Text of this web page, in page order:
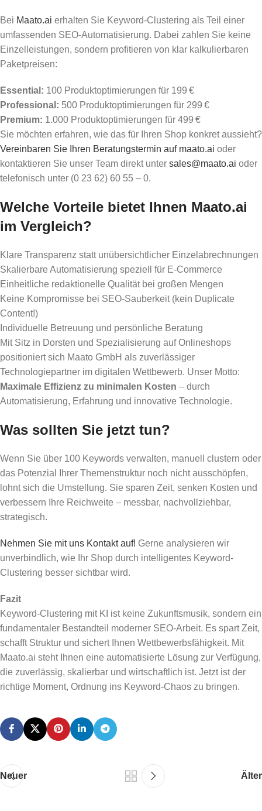
Bei Maato.ai erhalten Sie Keyword-Clustering als Teil einer
umfassenden SEO-Automatisierung. Dabei zahlen Sie keine
Einzelleistungen, sondern profitieren von klar kalkulierbaren
Paketpreisen:
Essential: 100 Produktoptimierungen für 199 €
Professional: 500 Produktoptimierungen für 299 €
Premium: 1.000 Produktoptimierungen für 499 €
Sie möchten erfahren, wie das für Ihren Shop konkret aussieht?
Vereinbaren Sie Ihren Beratungstermin auf maato.ai oder
kontaktieren Sie unser Team direkt unter sales@maato.ai oder
telefonisch unter (0 23 62) 60 55 – 0.
Welche Vorteile bietet Ihnen Maato.ai
im Vergleich?
Klare Transparenz statt unübersichtlicher Einzelabrechnungen
Skalierbare Automatisierung speziell für E-Commerce
Einheitliche redaktionelle Qualität bei großen Mengen
Keine Kompromisse bei SEO-Sauberkeit (kein Duplicate
Content!)
Individuelle Betreuung und persönliche Beratung
Mit Sitz in Dorsten und Spezialisierung auf Onlineshops
positioniert sich Maato GmbH als zuverlässiger
Technologiepartner im digitalen Wettbewerb. Unser Motto:
Maximale Effizienz zu minimalen Kosten – durch
Automatisierung, Erfahrung und innovative Technologie.
Was sollten Sie jetzt tun?
Wenn Sie über 100 Keywords verwalten, manuell clustern oder
das Potenzial Ihrer Themenstruktur noch nicht ausschöpfen,
lohnt sich die Umstellung. Sie sparen Zeit, senken Kosten und
verbessern Ihre Reichweite – messbar, nachvollziehbar,
strategisch.
Nehmen Sie mit uns Kontakt auf! Gerne analysieren wir
unverbindlich, wie Ihr Shop durch intelligentes Keyword-
Clustering besser sichtbar wird.
Fazit
Keyword-Clustering mit KI ist keine Zukunftsmusik, sondern ein
fundamentaler Bestandteil moderner SEO-Arbeit. Es spart Zeit,
schafft Struktur und sichert Ihnen Wettbewerbsfähigkeit. Mit
Maato.ai steht Ihnen eine automatisierte Lösung zur Verfügung,
die zuverlässig, skalierbar und wirtschaftlich ist. Jetzt ist der
richtige Moment, Ordnung ins Keyword-Chaos zu bringen.
Neuer Älter